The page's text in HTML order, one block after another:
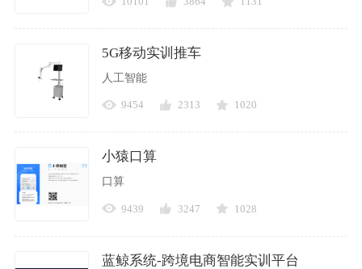
5G移动实训推车
人工智能
9454 2313 1020
小猿口算
口算
9439 3247 1028
蓝鲸系统-跨境电商智能实训平台